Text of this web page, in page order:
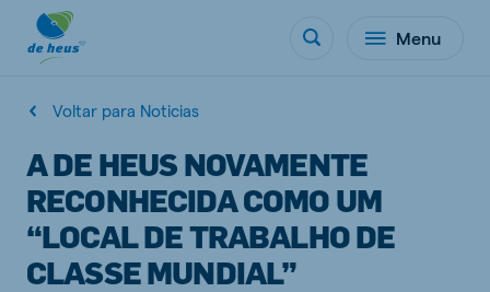
Menu
Voltar para Noticias
A DE HEUS NOVAMENTE
RECONHECIDA COMO UM
“LOCAL DE TRABALHO DE
CLASSE MUNDIAL”